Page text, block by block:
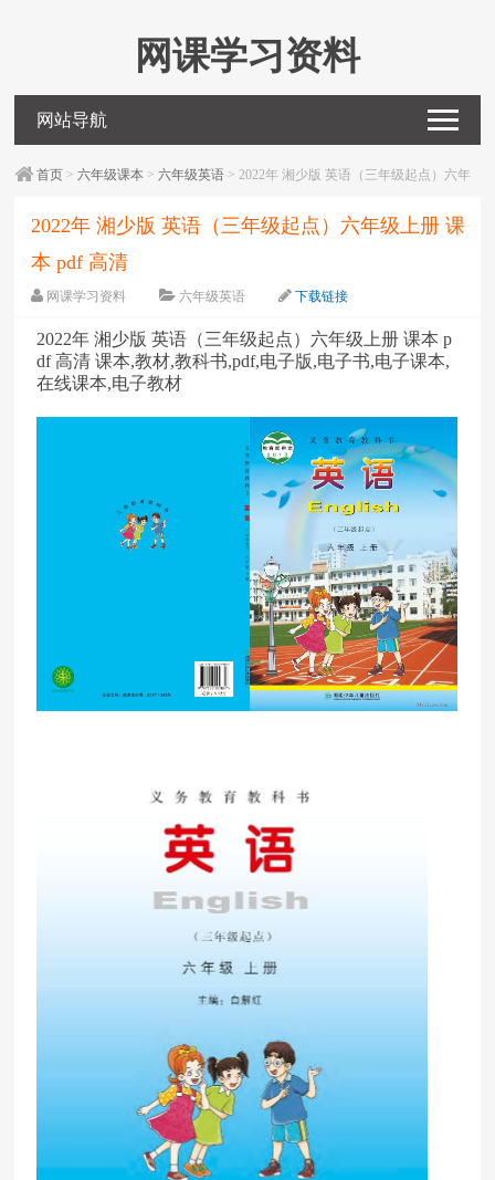
网课学习资料
网站导航
首页 >六年级课本 >六年级英语 > 2022年 湘少版 英语（三年级起点）六年
2022年 湘少版 英语（三年级起点）六年级上册 课
本 pdf 高清
网课学习资料 六年级英语
下载链接
2022年 湘少版 英语（三年级起点）六年级上册 课本 p
df 高清 课本,教材,教科书,pdf,电子版,电子书,电子课本,
在线课本,电子教材